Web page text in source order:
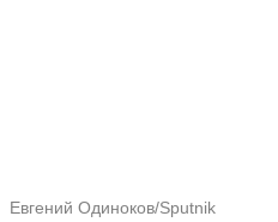
Евгений Одиноков/Sputnik